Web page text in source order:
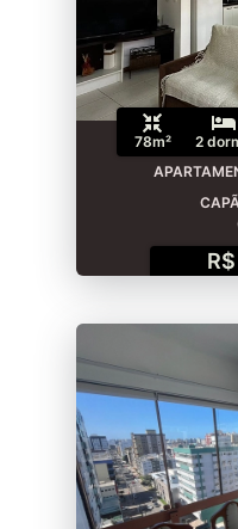
78m² 2